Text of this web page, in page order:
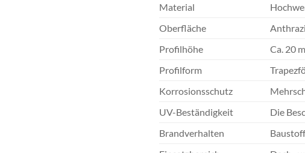
Material
Oberfläche
Profilhöhe
Ca. 20
Profilform
Korrosionsschutz
UV-Beständigkeit
Die
Brandverhalten